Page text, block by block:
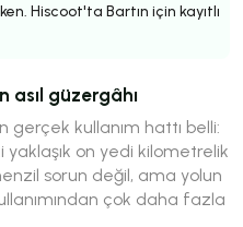
Hiscoot'ta Bartın için kayıtlı
asıl güzergâhı
gerçek kullanım hattı belli:
on yedi kilometrelik
sorun değil, ama yolun
çok daha fazla